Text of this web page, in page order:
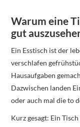
Warum eine
gut
Ein Esstisch ist der
verschlafen
Hausaufgaben
Dazwischen landen
oder auch mal die to
Kurz gesagt: Ein